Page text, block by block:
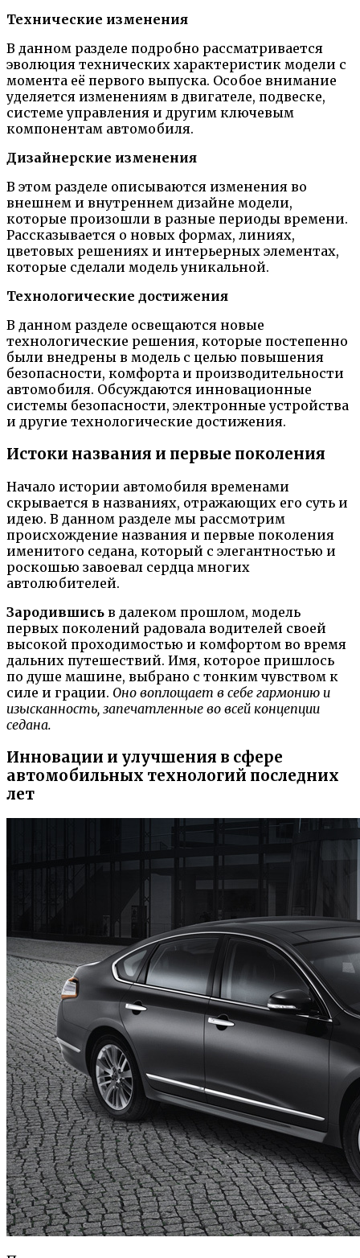
Технические изменения
В данном разделе подробно рассматривается
эволюция технических характеристик модели с
момента её первого выпуска. Особое внимание
уделяется изменениям в двигателе, подвеске,
системе управления и другим ключевым
компонентам автомобиля.
Дизайнерские изменения
В этом разделе описываются изменения во
внешнем и внутреннем дизайне модели,
которые произошли в разные периоды времени.
Рассказывается о новых формах, линиях,
цветовых решениях и интерьерных элементах,
которые сделали модель уникальной.
Технологические достижения
В данном разделе освещаются новые
технологические решения, которые постепенно
были внедрены в модель с целью повышения
безопасности, комфорта и производительности
автомобиля. Обсуждаются инновационные
системы безопасности, электронные устройства
и другие технологические достижения.
Истоки названия и первые поколения
Начало истории автомобиля временами
скрывается в названиях, отражающих его суть и
идею. В данном разделе мы рассмотрим
происхождение названия и первые поколения
именитого седана, который с элегантностью и
роскошью завоевал сердца многих
автолюбителей.
Зародившись в далеком прошлом, модель
первых поколений радовала водителей своей
высокой проходимостью и комфортом во время
дальних путешествий. Имя, которое пришлось
по душе машине, выбрано с тонким чувством к
силе и грации. Оно воплощает в себе гармонию и
изысканность, запечатленные во всей концепции
седана.
Инновации и улучшения в сфере
автомобильных технологий последних
лет